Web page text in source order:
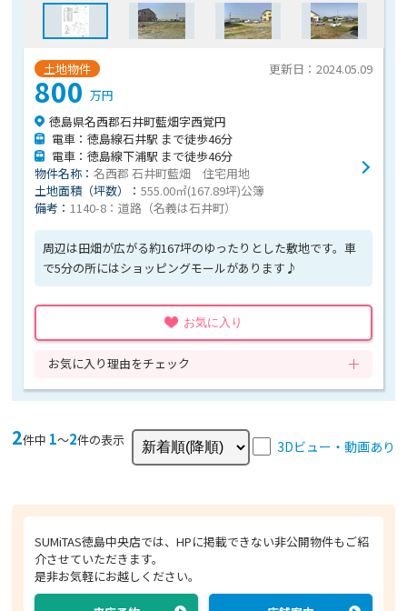
土地物件 更新日：2024.05.09
800万円
徳島県名西郡石井町藍畑字西覚円
電車：徳島線石井駅 まで徒歩46分
電車：徳島線下浦駅 まで徒歩46分
物件名称：名西郡 石井町藍畑 住宅用地
土地面積（坪数）：555.00㎡(167.89坪)公簿
備考： 1140-8：道路（名義は石井町）
周辺は田畑が広がる約167坪のゆったりとした敷地です。車
で5分の所にはショッピングモールがあります♪
お気に入り
お気に入り理由をチェック
2件中 1〜2件の表示 3Dビュー・動画あり
SUMiTAS徳島中央店では、HPに掲載できない非公開物件もご紹
介させていただきます。
是非お気軽にお越しください。